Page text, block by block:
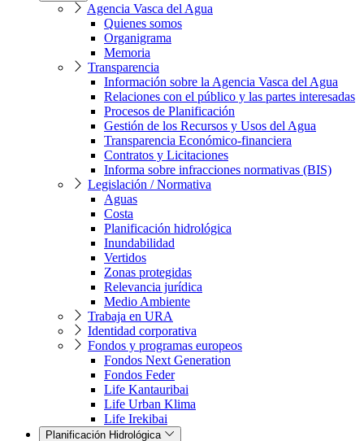
Agencia Vasca del Agua
Quienes somos
Organigrama
Memoria
Transparencia
Información sobre la Agencia Vasca del Agua
Relaciones con el público y las partes interesadas
Procesos de Planificación
Gestión de los Recursos y Usos del Agua
Transparencia Económico-financiera
Contratos y Licitaciones
Informa sobre infracciones normativas (BIS)
Legislación / Normativa
Aguas
Costa
Planificación hidrológica
Inundabilidad
Vertidos
Zonas protegidas
Relevancia jurídica
Medio Ambiente
Trabaja en URA
Identidad corporativa
Fondos y programas europeos
Fondos Next Generation
Fondos Feder
Life Kantauribai
Life Urban Klima
Life Irekibai
Planificación Hidrológica